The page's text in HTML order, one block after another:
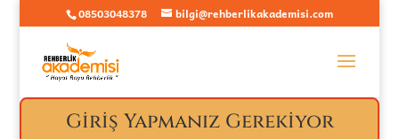
08503048378 bilgi@rehberlikakademisi.com
Giriş Yapmanız Gerekiyor